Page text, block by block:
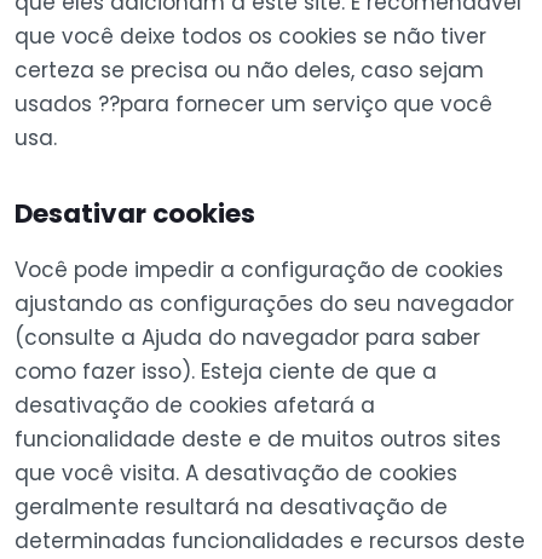
que você deixe todos os cookies se não tiver
certeza se precisa ou não deles, caso sejam
usados ??para fornecer um serviço que você
usa.
Desativar cookies
Você pode impedir a configuração de cookies
ajustando as configurações do seu navegador
(consulte a Ajuda do navegador para saber
como fazer isso). Esteja ciente de que a
desativação de cookies afetará a
funcionalidade deste e de muitos outros sites
que você visita. A desativação de cookies
geralmente resultará na desativação de
determinadas funcionalidades e recursos deste